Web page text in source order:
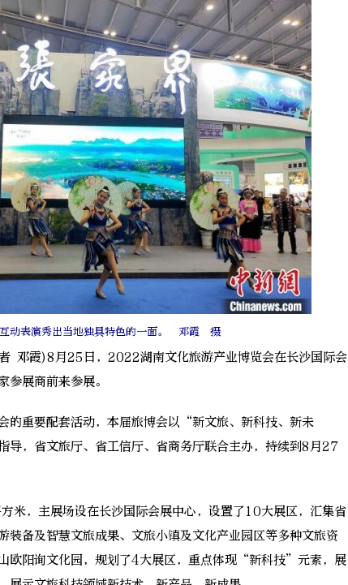
动表演秀出当地独具特色的一面。 邓霞 摄
霞)8月25日，2022湖南文化旅游产业博览会在长沙国际会
展商前来参展。
重要配套活动，本届旅博会以“新文旅、新科技、新未
导，省文旅厅、省工信厅、省商务厅联合主办，持续到8月27
，主展场设在长沙国际会展中心，设置了10大展区，汇集省
装备及智慧文旅成果、文旅小镇及文化产业园区等多种文旅资
欧阳询文化园，规划了4大展区，重点体现“新科技”元素，展